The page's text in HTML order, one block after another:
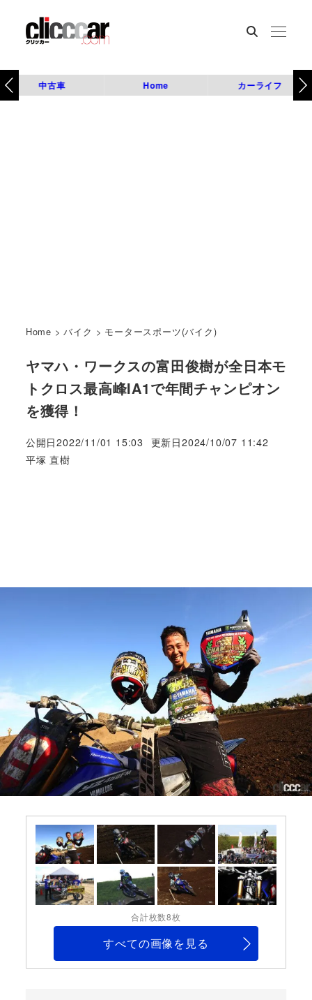
中古車 Home カーライフ
Home >バイク > モータースポーツ(バイク)
ヤマハ・ワークスの富田俊樹が全日本モ
トクロス最高峰IA1で年間チャンピオン
を獲得！
公開日2022/11/01 15:03 更新日2024/10/07 11:42
著
平塚 直樹
合計枚数8枚
すべての画像を見る